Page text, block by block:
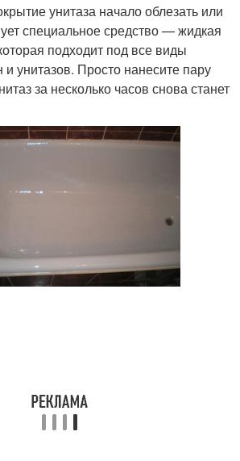
унитаза начало облезать или
специальное средство — жидкая
подходит под все виды
и унитазов. Просто нанесите пару
за несколько часов снова станет